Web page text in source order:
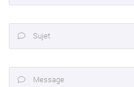
 Sujet
 Message